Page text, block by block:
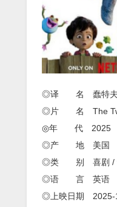
◎译 名 蠢特夫
◎片 名 The
◎年 代 2025
◎产 地 美国
◎类 别 喜剧 / 动
◎语 言 英语
◎上映日期 2025-